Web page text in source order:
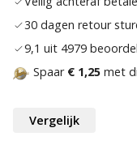
30 dagen retour
9,1 uit 4979
Spaar € 1,25 met
Vergelijk